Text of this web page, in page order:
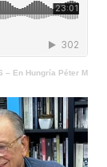
– En Hungría Péter M